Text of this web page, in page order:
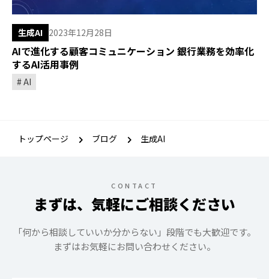
生成AI 2023年12月28日
AIで進化する顧客コミュニケーション 銀行業務を効率化
するAI活用事例
AI
トップページ ブログ 生成AI
CONTACT
まずは、気軽にご相談ください
「何から相談していいか分からない」段階でも大歓迎です。
まずはお気軽にお問い合わせください。